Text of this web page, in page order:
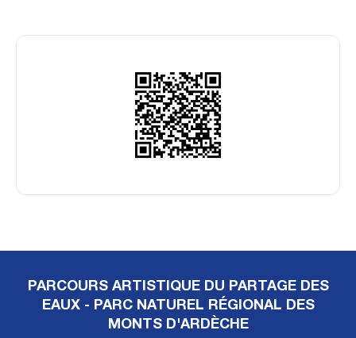
PARCOURS ARTISTIQUE DU PARTAGE DES
EAUX - PARC NATUREL RÉGIONAL DES
MONTS D'ARDÈCHE